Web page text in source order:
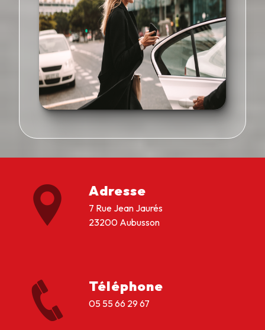
Adresse
7 Rue Jean Jaurés
23200 Aubusson
Téléphone
05 55 66 29 67